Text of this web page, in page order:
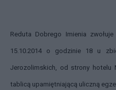
Reduta Dobrego Imienia
15.10.2014 o godzinie 18 u
Jerozolimskich, od strony hotelu
tablicą upamiętniającą uliczną